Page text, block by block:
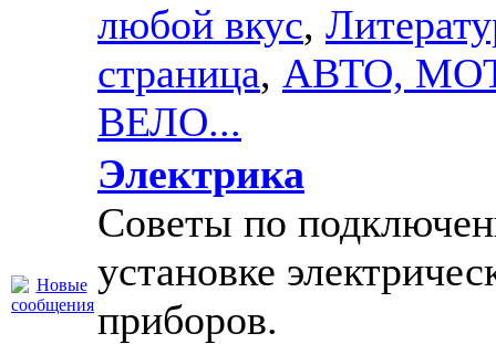
любой вкус,
страница, АВТО,
ВЕЛО...
Электрика
Советы по
установке
приборов.